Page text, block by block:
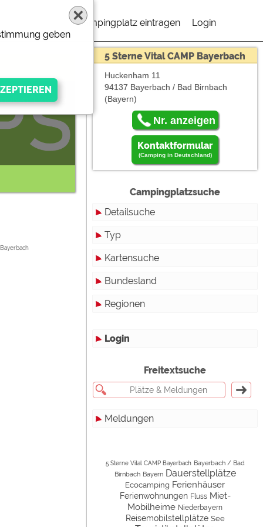
Campingplatz eintragen Login
"Externe
5 Sterne Vital CAMP Bayerbach
Huckenham 11
94137 Bayerbach / Bad Birnbach
(Bayern)
Nr. anzeigen
Kontaktformular
(Camping in Deutschland)
Campingplatzsuche
Detailsuche
Typ
Touristikstellplätze
Dauerstellplätze
Reisemobilstellplätze
Bungalows
Ferienwohnungen
Zimmer
Miet-Mobilheime
Miet-Wohnwagen
Miet-Zelte
Kartensuche
Bundesland
Baden-Württemberg
Brandenburg
Bremen
Hamburg
Mecklenburg-Vorpommern
Niedersachsen
Nordrhein-Westfalen
Regionen
Login
Freitextsuche
Meldungen
Touristik
Campingplätze
Camping & Caravan
5 Sterne Vital CAMP Bayerbach Bayerbach / Bad
Birnbach Bayern Dauerstellplätze
Ecocamping Ferienhäuser
Ferienwohnungen Fluss Miet-
Mobilheime Niederbayern
Reisemobilstellplätze See
geben